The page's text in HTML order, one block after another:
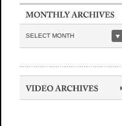
SELECT MONTH